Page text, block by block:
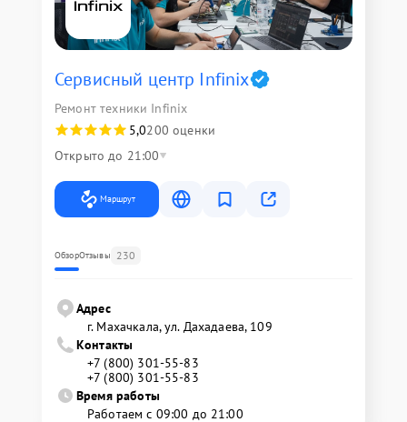
Сервисный центр Infinix
Ремонт техники Infinix
5,0200 оценки
Открыто до 21:00
Маршрут
ОбзорОтзывы 230
Адрес
г. Махачкала, ул. Дахадаева, 109
Контакты
+7 (800) 301-55-83
+7 (800) 301-55-83
Время работы
Работаем с 09:00 до 21:00